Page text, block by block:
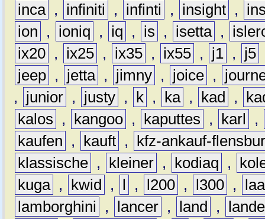
inca , infiniti , infinti , insight ,
ion
, ioniq , iq , is , isetta ,
ix20 , ix25 , ix35 , ix55 , j1 , j5
jeep , jetta , jimny , joice ,
,
junior , justy , k , ka , kad ,
kalos
, kangoo , kaputtes , karl
,
kaufen
, kauft ,
kfz-ankauf-
klassische , kleiner , kodiaq ,
kuga , kwid , l , l200 , l300 ,
lamborghini
, lancer , land ,